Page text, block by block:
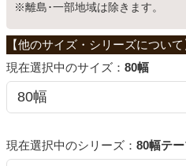
こたつ
ファブリック
※離島･一部地域は除きます。
サイズ： 80幅
シリーズ： 80幅テ